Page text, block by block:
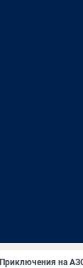
Приключения на